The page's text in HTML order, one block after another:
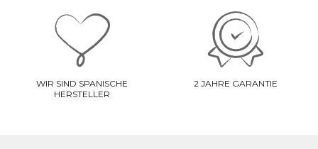
WIR SIND SPANISCHE
HERSTELLER
2 JAHRE GARANTIE